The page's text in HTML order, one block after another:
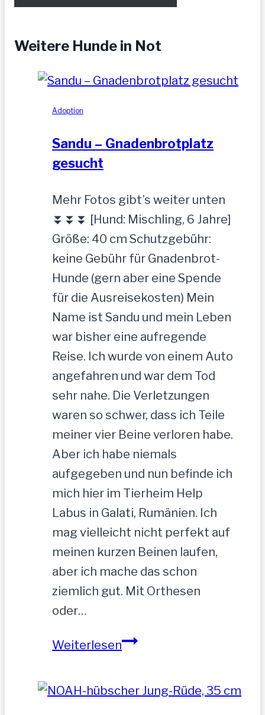
Weitere Hunde in Not
Adoption
Sandu – Gnadenbrotplatz
gesucht
Mehr Fotos gibt’s weiter unten
⏬⏬⏬ [Hund: Mischling, 6 Jahre]
Größe: 40 cm Schutzgebühr:
keine Gebühr für Gnadenbrot-
Hunde (gern aber eine Spende
für die Ausreisekosten) Mein
Name ist Sandu und mein Leben
war bisher eine aufregende
Reise. Ich wurde von einem Auto
angefahren und war dem Tod
sehr nahe. Die Verletzungen
waren so schwer, dass ich Teile
meiner vier Beine verloren habe.
Aber ich habe niemals
aufgegeben und nun befinde ich
mich hier im Tierheim Help
Labus in Galati, Rumänien. Ich
mag vielleicht nicht perfekt auf
meinen kurzen Beinen laufen,
aber ich mache das schon
ziemlich gut. Mit Orthesen
oder…
WeiterlesenSandu
gesucht